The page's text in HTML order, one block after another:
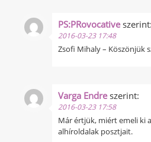
PS:PRovocative szerint:
2016-03-23 17:48
Zsofi Mihaly – Köszönjük
Varga Endre szerint:
2016-03-23 17:58
Már értjük, miért emeli ki
alhíroldalak posztjait.